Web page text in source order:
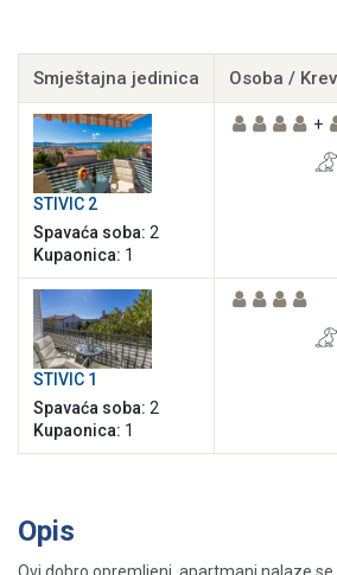
Smještajna jedinica Osoba /
STIVIC 2
Spavaća soba: 2
Kupaonica: 1
+
STIVIC 1
Spavaća soba: 2
Kupaonica: 1
Opis